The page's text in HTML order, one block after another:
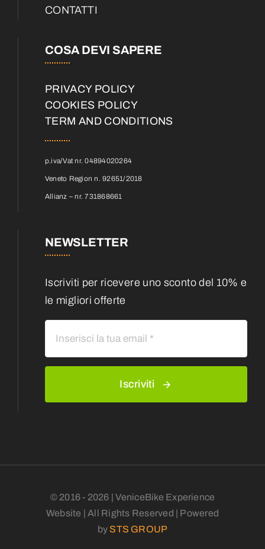
CONTATTI
COSA DEVI SAPERE
PRIVACY POLICY
COOKIES POLICY
TERM AND CONDITIONS
p.iva/Vat nr. 04894020264
Veneto Region n. 92651/2018
Allianz – nr. 731868661
NEWSLETTER
Iscriviti per ricevere uno sconto del 10% e
le migliori offerte
Iscriviti
© 2016 - 2026 | VeniceBike Experience
Website | All Rights Reserved | Powered
by STS GROUP